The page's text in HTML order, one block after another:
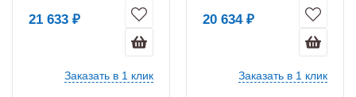
21 633 ₽
Заказать в 1 клик
20 634 ₽
Заказать в 1 клик